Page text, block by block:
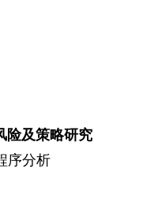
险及策略研究
序分析